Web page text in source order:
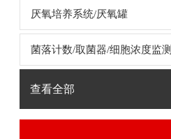
厌氧培养系统/厌氧罐
菌落计数/取菌器/细胞浓度监测
查看全部